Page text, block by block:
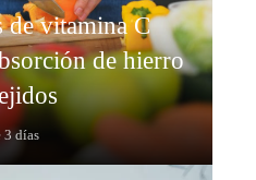
de vitamina C
de hierro
3 días